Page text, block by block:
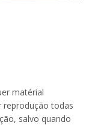
matérial
reprodução todas
salvo quando